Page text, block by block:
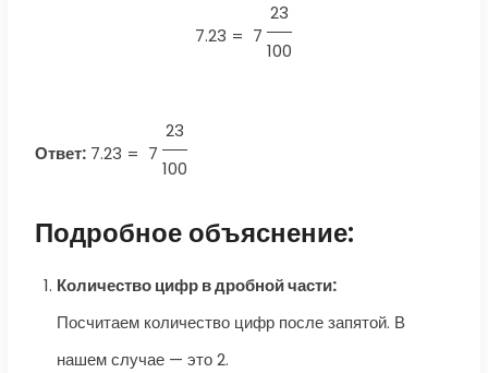
7.23 = 7
23
100
Ответ: 7.23 = 7
23
100
Подробное объяснение:
Количество цифр в дробной части:
Посчитаем количество цифр после запятой. В
нашем случае — это 2.